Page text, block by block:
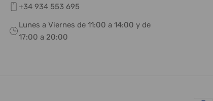
+34 934 553 695
Lunes a Viernes de 11:00 a 14:00 y de
17:00 a 20:00